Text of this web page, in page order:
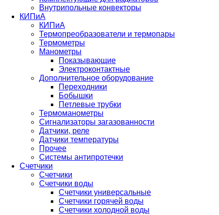
Внутрипольные конвекторы
КИПиА
КИПиА
Термопреобразователи и термопары
Термометры
Манометры
Показывающие
Электроконтактные
Дополнительное оборудование
Переходники
Бобышки
Петлевые трубки
Термоманометры
Сигнализаторы загазованности
Датчики, реле
Датчики температуры
Прочее
Системы антипротечки
Счетчики
Счетчики
Счетчики воды
Счетчики универсальные
Счетчики горячей воды
Счетчики холодной воды